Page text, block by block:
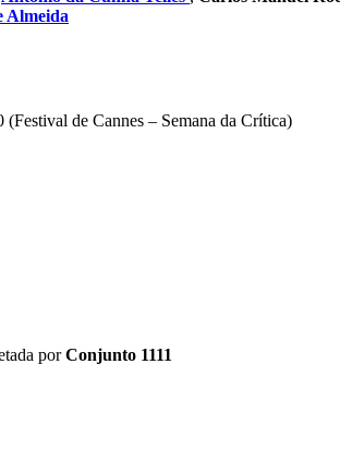
Almeida
de Cannes – Semana da Crítica)
porConjunto 1111